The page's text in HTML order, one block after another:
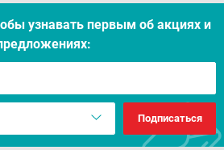
узнавать первым об акцияx и
Подписаться